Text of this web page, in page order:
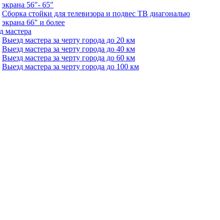
экрана 56"- 65"
Сборка стойки для телевизора и подвес ТВ диагональю
экрана 66" и более
мастера
Выезд мастера за черту города до 20 км
Выезд мастера за черту города до 40 км
Выезд мастера за черту города до 60 км
Выезд мастера за черту города до 100 км